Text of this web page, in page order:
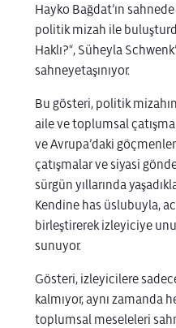
Hayko Bağdat’ın sahnede
politik mizah ile
Haklı?“, Süheyla
sahneyetaşınıyor.
Bu gösteri, politik mizahın
ailevetoplumsal
veAvrupa’daki
çatışmalarve siyasi
sürgün yıllarında
Kendine has üslubuyla,
birleştirerek izleyiciye
sunuyor.
Gösteri, izleyicilere
kalmıyor,aynı zamanda
toplumsal meseleleri